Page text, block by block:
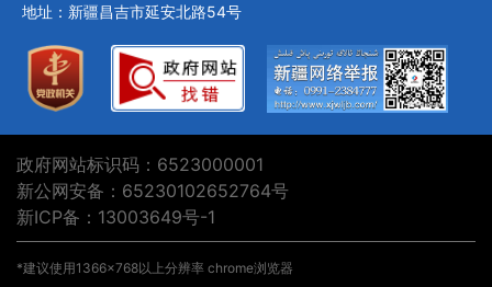
地址：新疆昌吉市延安北路54号
政府网站标识码：6523000001
新公网安备：65230102652764号
新ICP备：13003649号-1
*建议使用1366×768以上分辨率 chrome浏览器